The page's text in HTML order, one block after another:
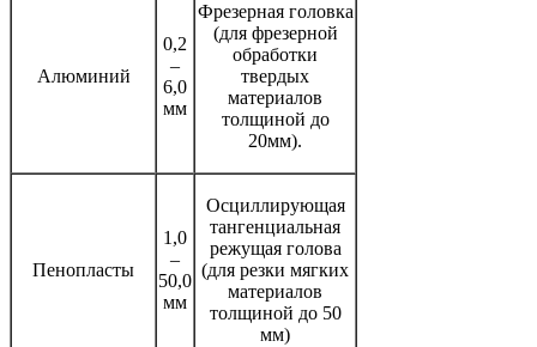
Алюминий
0,2
–
6,0
мм
Фрезерная головка
(для фрезерной
обработки
твердых
материалов
толщиной до
20мм).
Пенопласты
1,0
–
50,0
мм
Осциллирующая
тангенциальная
режущая голова
(для резки мягких
материалов
толщиной до 50
мм)